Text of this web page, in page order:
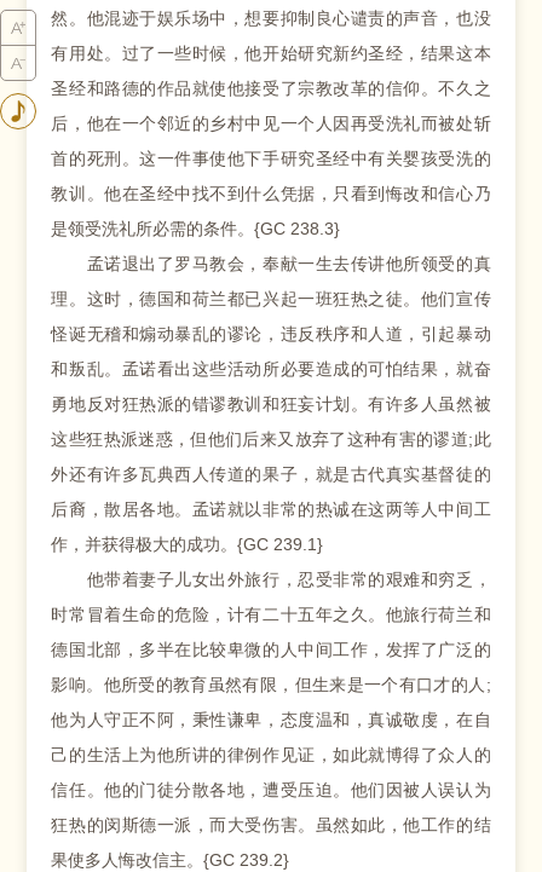
然。他混迹于娱乐场中，想要抑制良心谴责的声音，也没
有用处。过了一些时候，他开始研究新约圣经，结果这本
圣经和路德的作品就使他接受了宗教改革的信仰。不久之
后，他在一个邻近的乡村中见一个人因再受洗礼而被处斩
首的死刑。这一件事使他下手研究圣经中有关婴孩受洗的
教训。他在圣经中找不到什么凭据，只看到悔改和信心乃
是领受洗礼所必需的条件。{GC 238.3}
孟诺退出了罗马教会，奉献一生去传讲他所领受的真
理。这时，德国和荷兰都已兴起一班狂热之徒。他们宣传
怪诞无稽和煽动暴乱的谬论，违反秩序和人道，引起暴动
和叛乱。孟诺看出这些活动所必要造成的可怕结果，就奋
勇地反对狂热派的错谬教训和狂妄计划。有许多人虽然被
这些狂热派迷惑，但他们后来又放弃了这种有害的谬道;此
外还有许多瓦典西人传道的果子，就是古代真实基督徒的
后裔，散居各地。孟诺就以非常的热诚在这两等人中间工
作，并获得极大的成功。{GC 239.1}
他带着妻子儿女出外旅行，忍受非常的艰难和穷乏，
时常冒着生命的危险，计有二十五年之久。他旅行荷兰和
德国北部，多半在比较卑微的人中间工作，发挥了广泛的
影响。他所受的教育虽然有限，但生来是一个有口才的人;
他为人守正不阿，秉性谦卑，态度温和，真诚敬虔，在自
己的生活上为他所讲的律例作见证，如此就博得了众人的
信任。他的门徒分散各地，遭受压迫。他们因被人误认为
狂热的闵斯德一派，而大受伤害。虽然如此，他工作的结
果使多人悔改信主。{GC 239.2}